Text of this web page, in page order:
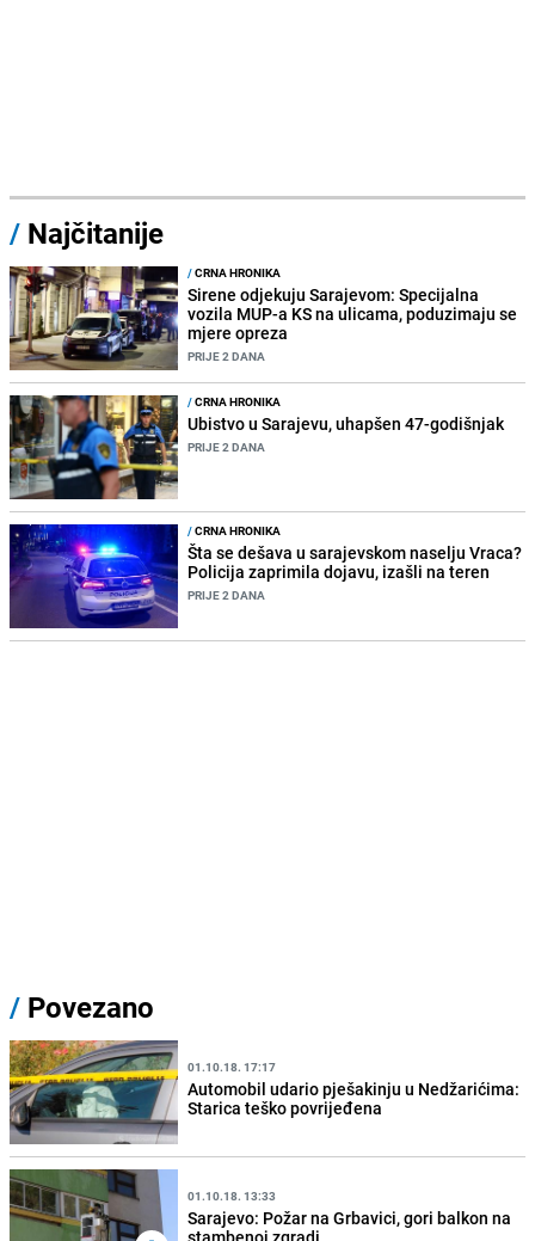
/ Najčitanije
/CRNA HRONIKA
Sirene odjekuju Sarajevom: Specijalna
vozila MUP-a KS na ulicama, poduzimaju se
mjere opreza
PRIJE 2 DANA
/CRNA HRONIKA
Ubistvo u Sarajevu, uhapšen 47-godišnjak
PRIJE 2 DANA
/CRNA HRONIKA
Šta se dešava u sarajevskom naselju Vraca?
Policija zaprimila dojavu, izašli na teren
PRIJE 2 DANA
/ Povezano
01.10.18. 17:17
Automobil udario pješakinju u Nedžarićima:
Starica teško povrijeđena
01.10.18. 13:33
Sarajevo: Požar na Grbavici, gori balkon na